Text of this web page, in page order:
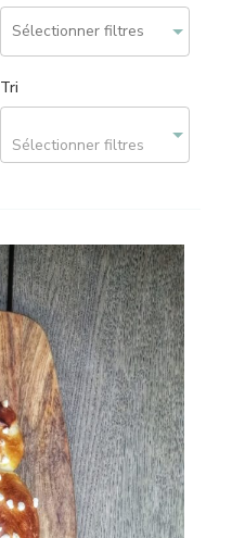
Tri
Sélectionner filtres